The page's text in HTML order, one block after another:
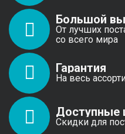
Большой
От лучших
со всего мира
Гарантия
На весь
Доступные
Скидки для